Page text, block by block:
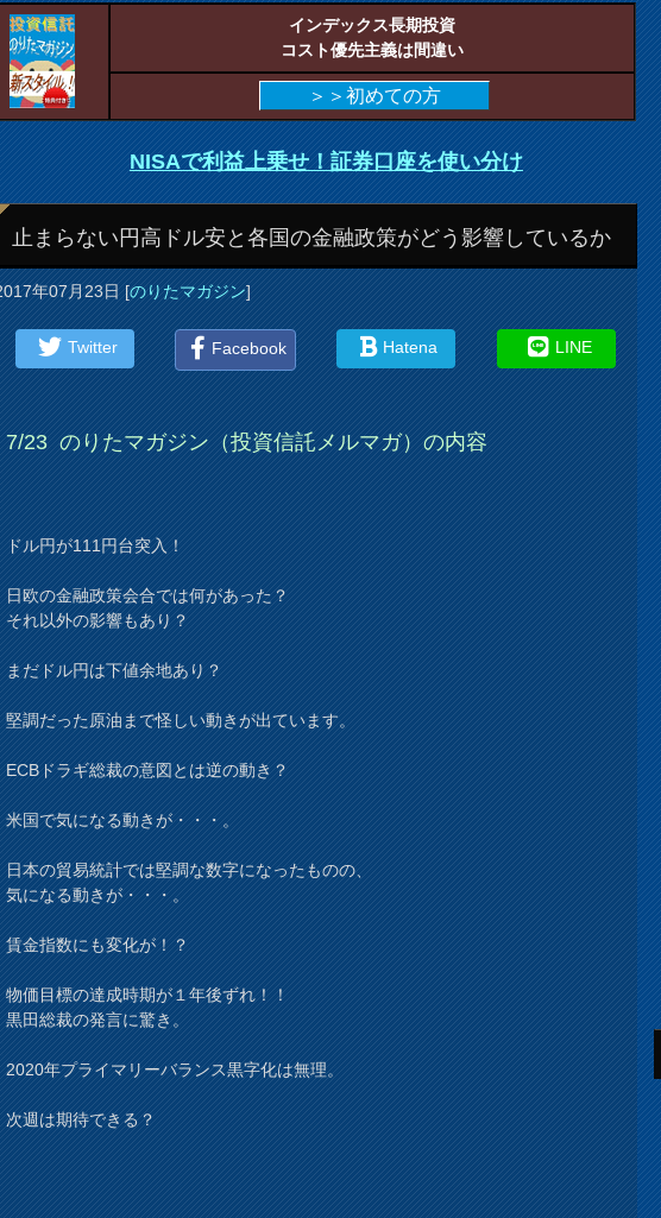
インデックス長期投資
コスト優先主義は間違い
＞＞初めての方
NISAで利益上乗せ！証券口座を使い分け
止まらない円高ドル安と各国の金融政策がどう影響しているか
年07月23日[のりたマガジン]
Twitter Facebook Hatena LINE
7/23 のりたマガジン（投資信託メルマガ）の内容
ドル円が111円台突入！
日欧の金融政策会合では何があった？
それ以外の影響もあり？
まだドル円は下値余地あり？
堅調だった原油まで怪しい動きが出ています。
ECBドラギ総裁の意図とは逆の動き？
米国で気になる動きが・・・。
日本の貿易統計では堅調な数字になったものの、
気になる動きが・・・。
賃金指数にも変化が！？
物価目標の達成時期が１年後ずれ！！
黒田総裁の発言に驚き。
2020年プライマリーバランス黒字化は無理。
次週は期待できる？